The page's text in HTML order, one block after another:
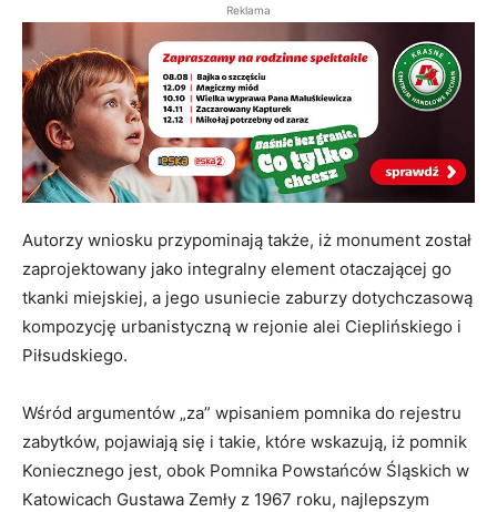
Reklama
Autorzy wniosku przypominają także, iż monument został
zaprojektowany jako integralny element otaczającej go
tkanki miejskiej, a jego usuniecie zaburzy dotychczasową
kompozycję urbanistyczną w rejonie alei Cieplińskiego i
Piłsudskiego.
Wśród argumentów „za” wpisaniem pomnika do rejestru
zabytków, pojawiają się i takie, które wskazują, iż pomnik
Koniecznego jest, obok Pomnika Powstańców Śląskich w
Katowicach Gustawa Zemły z 1967 roku, najlepszym